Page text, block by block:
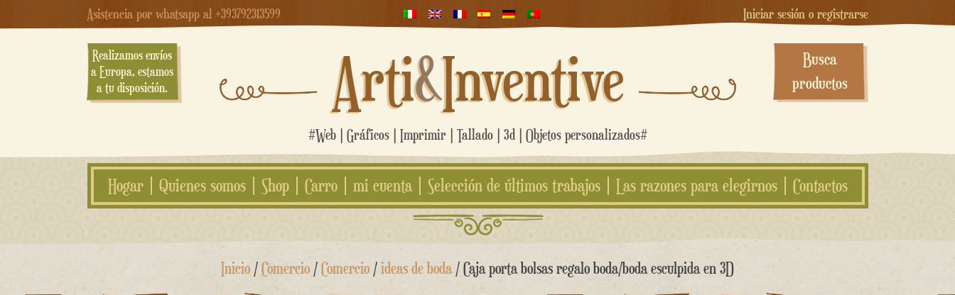
Asistencia por whatsapp al +393792313599 Iniciar sesión o registrarse
Realizamos envíos
a Europa, estamos
a tu disposición.
Arti&Inventive
#Web | Gráficos | Imprimir | Tallado | 3d | Objetos personalizados#
Busca
productos
Hogar Quienes somos Shop Carro mi cuenta Selección de últimos trabajos Las razones para elegirnos Contactos
saltar
contenido
Inicio /Comercio /Comercio /ideas de boda/ Caja porta bolsas regalo boda/boda esculpida en 3D